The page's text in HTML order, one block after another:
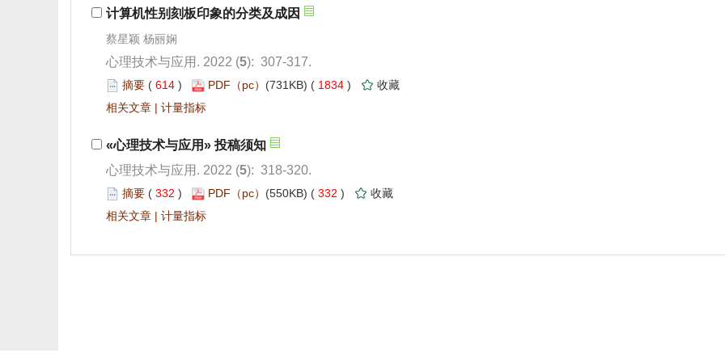
): 307-317.
614 ) 1834 )
|
): 318-320.
332 ) 332 )
|